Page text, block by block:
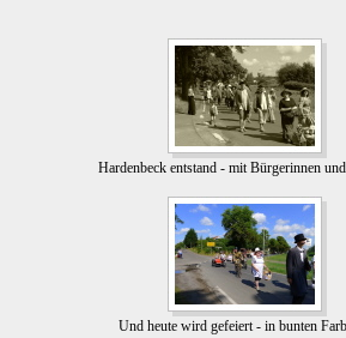
Hardenbeck entstand - mit Bürgerinnen
Und heute wird gefeiert - in bunten